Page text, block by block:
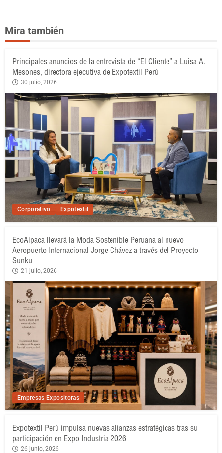
Mira también
Corporativo Expotextil
Principales anuncios de la entrevista de “El Cliente” a Luisa A.
Mesones, directora ejecutiva de Expotextil Perú
30 julio, 2026
Empresas Expositoras
EcoAlpaca llevará la Moda Sostenible Peruana al nuevo
Aeropuerto Internacional Jorge Chávez a través del Proyecto
Sunku
21 julio, 2026
Expotextil Perú impulsa nuevas alianzas estratégicas tras su
participación en Expo Industria 2026
26 junio, 2026